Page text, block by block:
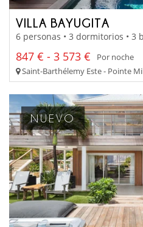
VILLA BAYUGITA
6 personas • 3 dormitorios • 3
847 € - 3 573 €
Por noche
Saint-Barthélemy Este - Pointe
NUEVO